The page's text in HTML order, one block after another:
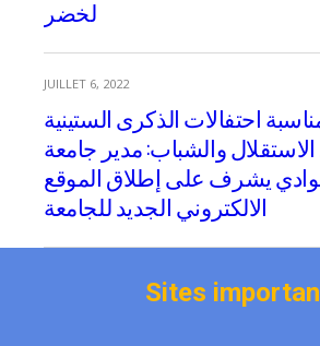
JUILLET 6, 2022
احتفالات الذكرى الستينية
الاستقلال والشباب: مدير جامعة
يشرف على إطلاق الموقع
Sites